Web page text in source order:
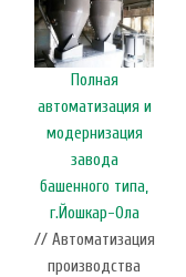
Полная
автоматизация и
модернизация
завода
башенного типа,
г.Йошкар-Ола
// Автоматизация
производства